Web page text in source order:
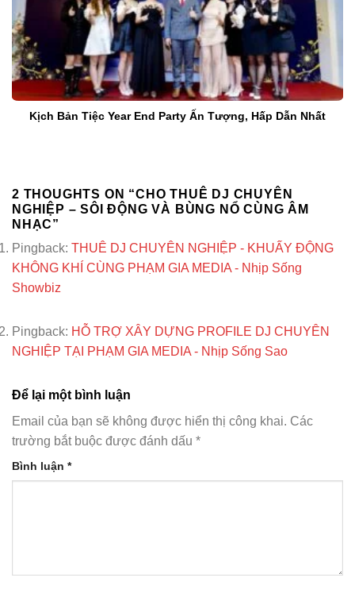
Kịch Bản Tiệc Year End Party Ấn Tượng, Hấp Dẫn Nhất
2 THOUGHTS ON “CHO THUÊ DJ CHUYÊN
NGHIỆP – SÔI ĐỘNG VÀ BÙNG NỔ CÙNG ÂM
NHẠC”
Pingback: THUÊ DJ CHUYÊN NGHIỆP - KHUẤY ĐỘNG
KHÔNG KHÍ CÙNG PHẠM GIA MEDIA - Nhịp Sống
Showbiz
Pingback: HỖ TRỢ XÂY DỰNG PROFILE DJ CHUYÊN
NGHIỆP TẠI PHẠM GIA MEDIA - Nhịp Sống Sao
Để lại một bình luận
Email của bạn sẽ không được hiển thị công khai. Các
trường bắt buộc được đánh dấu *
Bình luận *